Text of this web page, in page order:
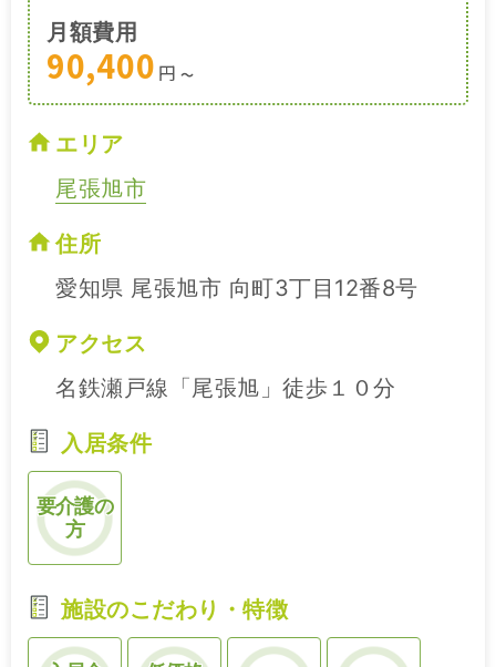
月額費用
90,400 円 〜
エリア
尾張旭市
住所
愛知県 尾張旭市 向町3丁目12番8号
アクセス
名鉄瀬戸線「尾張旭」徒歩１０分
入居条件
要介護の
方
施設のこだわり・特徴